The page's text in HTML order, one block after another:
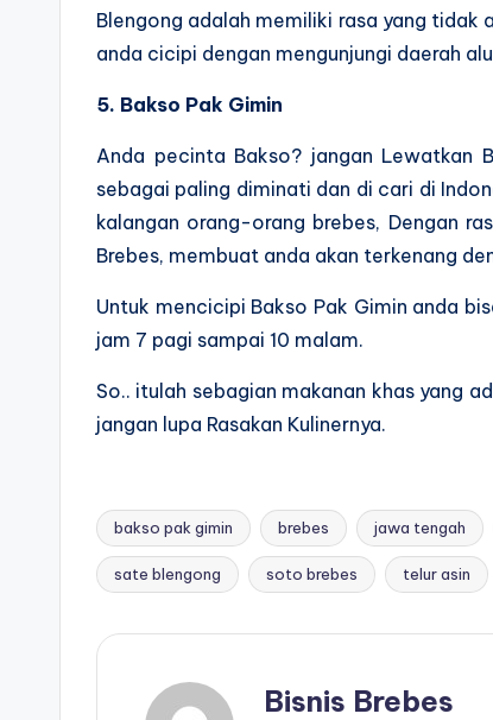
Blengong adalah memiliki rasa yang tidak
anda cicipi dengan mengunjungi daerah
5. Bakso Pak Gimin
Anda pecinta Bakso? jangan Lewatkan
sebagai paling diminati dan di cari di
kalangan orang-orang brebes, Dengan
Brebes, membuat anda akan terkenang
Untuk mencicipi Bakso Pak Gimin anda
jam 7 pagi sampai 10 malam.
So.. itulah sebagian makanan khas yang
jangan lupa Rasakan Kulinernya.
Tags:
bakso pak gimin brebes jawa tengah
sate blengong soto brebes telur asin
Bisnis Brebes